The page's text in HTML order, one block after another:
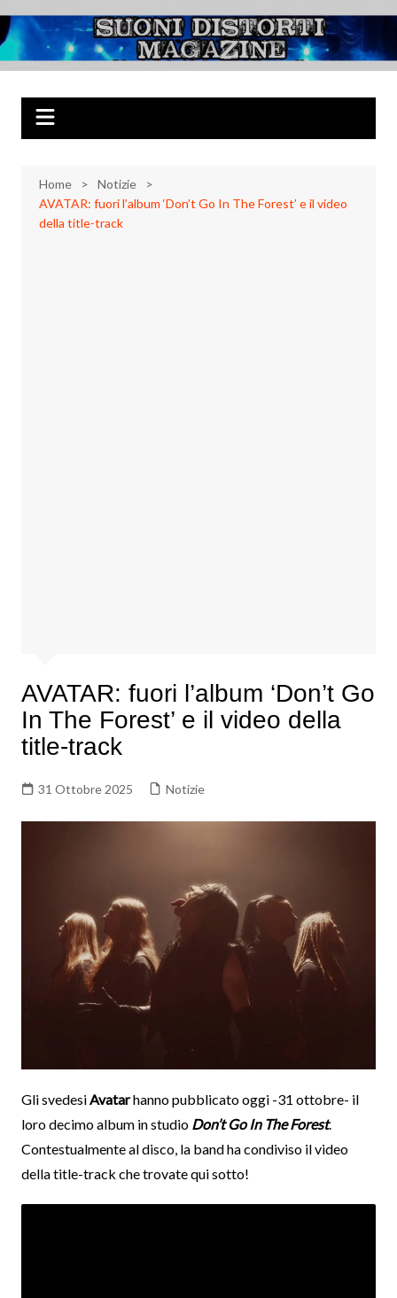
al
contenuto
Suoni Distorti
Magazine
Musica Rock, Metal, Punk e varie sonorità alternative
Home
Notizie
AVATAR: fuori l’album ‘Don’t Go In The Forest’ e il video
della title-track
AVATAR: fuori l’album ‘Don’t Go
In The Forest’ e il video della
title-track
31 Ottobre 2025 Notizie
Gli svedesiAvatarhanno pubblicato oggi -31 ottobre- il
loro decimo album in studio Don’t Go In The Forest.
Contestualmente al disco, la band ha condiviso il video
della title-track che trovate qui sotto!